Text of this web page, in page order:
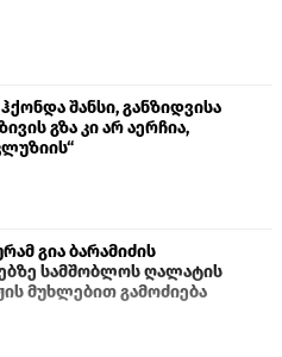
შანსი, განზიდვისა
გზა კი არ აერჩია,
გია ბარამიძის
სამშობლოს ღალატის
მუხლებით გამოძიება